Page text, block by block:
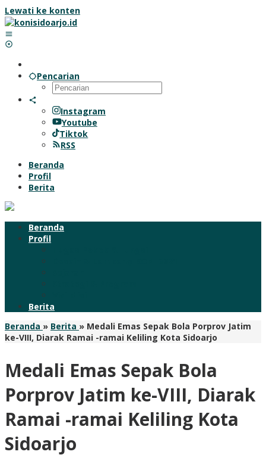
Lewati ke konten
Pencarian
Instagram
Youtube
Tiktok
RSS
Beranda
Profil
Berita
Beranda
Profil
Berita
Beranda » Berita » Medali Emas Sepak Bola Porprov Jatim
ke-VIII, Diarak Ramai -ramai Keliling Kota Sidoarjo
Medali Emas Sepak Bola
Porprov Jatim ke-VIII, Diarak
Ramai -ramai Keliling Kota
Sidoarjo